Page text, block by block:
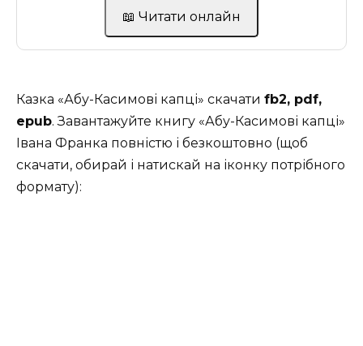
📖 Читати онлайн
Казка «Абу-Касимові капці» скачати fb2, pdf,
epub. Завантажуйте книгу «Абу-Касимові капці»
Івана Франка повністю і безкоштовно (щоб
скачати, обирай і натискай на іконку потрібного
формату):